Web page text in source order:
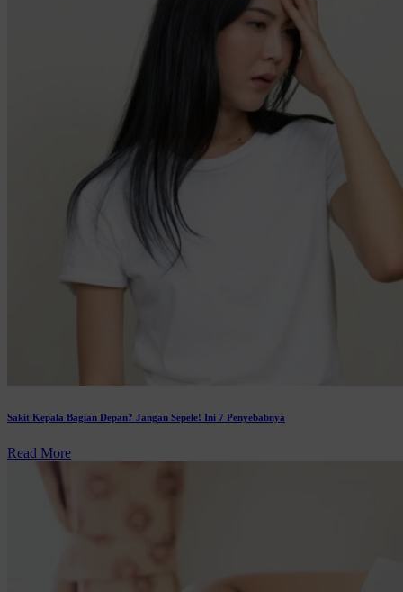
Sakit Kepala Bagian Depan? Jangan Sepele! Ini 7 Penyebabnya
Read More